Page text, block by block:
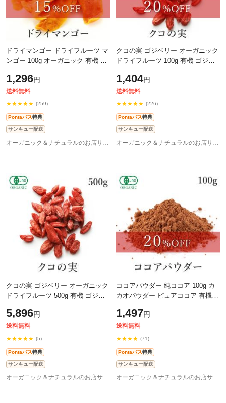
ドライマンゴー ドライフルーツ マ
ンゴー 100g オーガニック 有機 砂
認証 純粋 農薬不使用 天然マンゴ
ー
1,296円
送料無料
★★★★★ (259)
Pontaパス特典
サンキュー配送
オーガニック＆ナチュラルのお店サンタローサ
クコの実 ゴジベリー オーガニック
ドライフルーツ 100g 有機 ゴジベ
オーガニック 品質の違いを実感!!
1,404円
送料無料
★★★★★ (226)
Pontaパス特典
サンキュー配送
オーガニック＆ナチュラルのお店サンタローサ
クコの実 ゴジベリー オーガニック
ドライフルーツ 500g 有機 ゴジベ
オーガニック 品質の違いを実感 砂
5,896円
送料無料
★★★★★ (5)
Pontaパス特典
サンキュー配送
オーガニック＆ナチュラルのお店サンタローサ
ココアパウダー 純ココア 100g カ
カオパウダー ピュアココア 有機
非アルカリ処理 有機カカオ100％
農
1,497円
送料無料
★★★★ (71)
Pontaパス特典
サンキュー配送
オーガニック＆ナチュラルのお店サンタローサ